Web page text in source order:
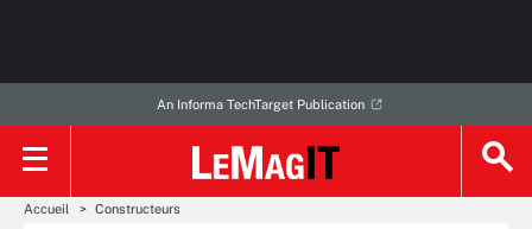
An Informa TechTarget Publication
Accueil Constructeurs